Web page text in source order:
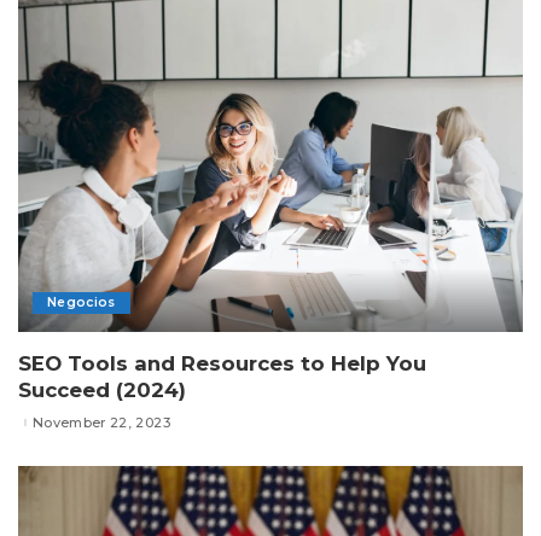
Negocios
SEO Tools and Resources to Help You
Succeed (2024)
November 22, 2023